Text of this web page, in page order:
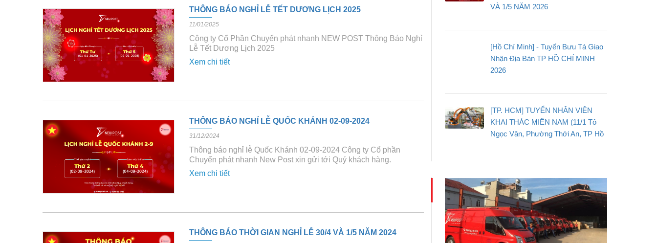
THÔNG BÁO NGHỈ LỄ TẾT DƯƠNG LỊCH 2025
11/01/2025
Công ty Cổ Phần Chuyển phát nhanh NEW POST Thông Báo Nghỉ
Lễ Tết Dương Lịch 2025
Xem chi tiết
THÔNG BÁO NGHỈ LỄ QUỐC KHÁNH 02-09-2024
31/12/2024
Thông báo nghỉ lễ Quốc Khánh 02-09-2024 Công ty Cổ phần
Chuyển phát nhanh New Post xin gửi tới Quý khách hàng.
Xem chi tiết
THÔNG BÁO THỜI GIAN NGHỈ LỄ 30/4 VÀ 1/5 NĂM 2024
VÀ 1/5 NĂM 2026
[Hồ Chí Minh] - Tuyển Bưu Tá Giao
Nhận Địa Bàn TP HỒ CHÍ MINH
2026
[TP. HCM] TUYỂN NHÂN VIÊN
KHAI THÁC MIỀN NAM (11/1 Tô
Ngọc Vân, Phường Thới An, TP Hồ